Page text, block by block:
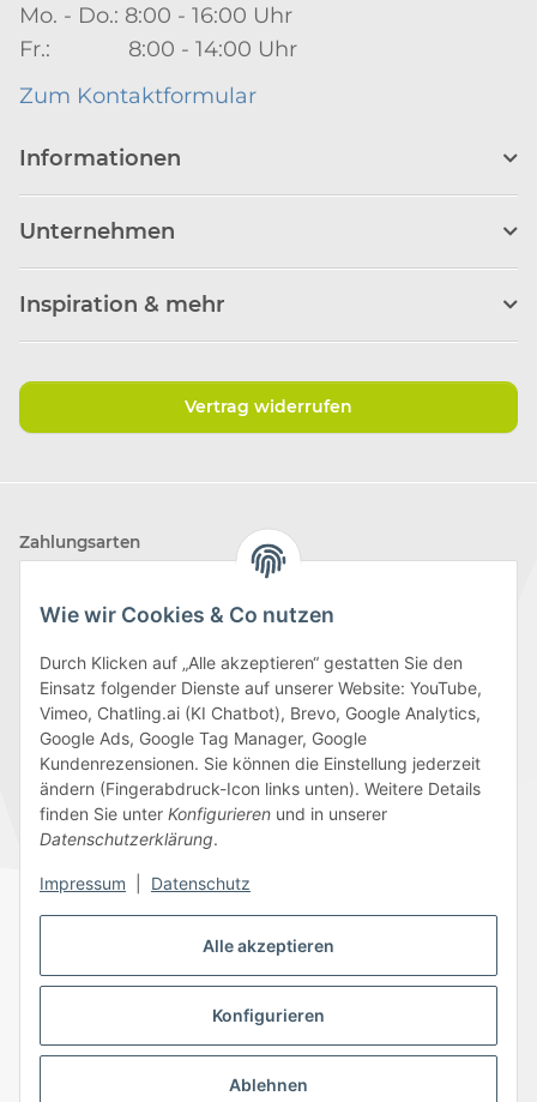
Alle akzeptieren
Konfigurieren
Ablehnen
Wie wir Cookies & Co nutzen
Durch Klicken auf „Alle akzeptieren“ gestatten Sie den
Einsatz folgender Dienste auf unserer Website: YouTube,
Vimeo, Chatling.ai (KI Chatbot), Brevo, Google Analytics,
Google Ads, Google Tag Manager, Google
Kundenrezensionen. Sie können die Einstellung jederzeit
ändern (Fingerabdruck-Icon links unten). Weitere Details
finden Sie unter Konfigurieren und in unserer
Datenschutzerklärung.
Impressum Datenschutz
Mo. - Do.: 8:00 - 16:00 Uhr
Fr.: 8:00 - 14:00 Uhr
Zum Kontaktformular
Informationen
Unternehmen
Inspiration & mehr
Vertrag widerrufen
Zahlungsarten
Wir versenden mit
Folge uns
DatenschutzAGBSitemapImpressum
BatteriegesetzhinweiseWiderrufsrecht